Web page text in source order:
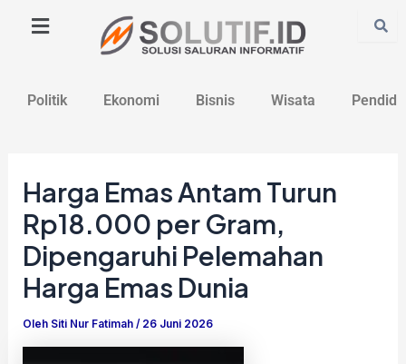
Politik Ekonomi Bisnis Wisata
Harga Emas Antam Turun
Rp18.000 per Gram,
Dipengaruhi Pelemahan
Harga Emas Dunia
Oleh Siti Nur Fatimah/ 26 Juni 2026
navigation